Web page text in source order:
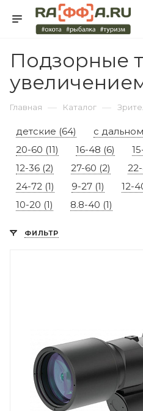
Подзорные
Главная — Каталог —
детские (64)
с
20-60 (11)
16-48 (6)
12-36 (2)
27-60 (2)
24-72 (1)
9-27 (1) 12-
10-20 (1)
8.8-40 (1)
ФИЛЬТР